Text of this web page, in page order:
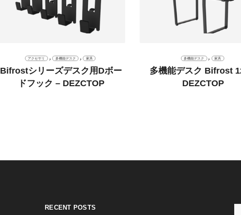
アクセサリ , 多機能デスク , 家具
Bifrostシリーズデスク用Dボー
ドフック – DEZCTOP
多機能デスク , 家具
多機能デスク Bifrost
DEZCTOP
RECENT POSTS